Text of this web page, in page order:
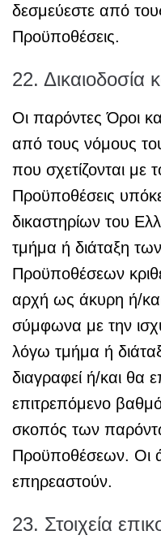
δεσμεύεστε από
Προϋποθέσεις.
22. Δικαιοδοσία
Οι παρόντες Όροι
από τους νόμους
που σχετίζονται με
Προϋποθέσεις
δικαστηρίων του
τμήμα ή διάταξη
Προϋποθέσεων
αρχή ως άκυρη ή/
σύμφωνα με την
λόγω τμήμα ή
διαγραφεί ή/και θα
επιτρεπόμενο
σκοπός των
Προϋποθέσεων. Οι
επηρεαστούν.
23. Στοιχεία